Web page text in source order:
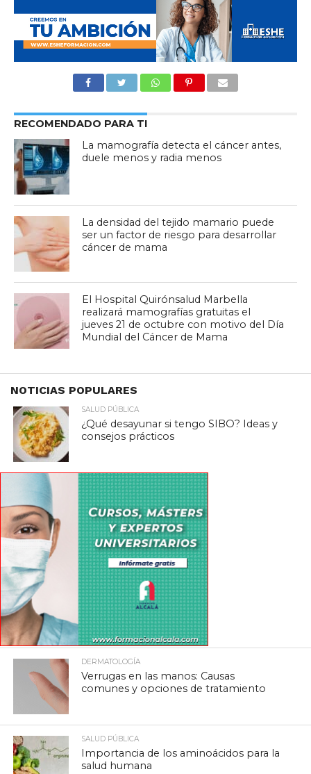
RECOMENDADO PARA TI
La mamografía detecta el cáncer antes,
duele menos y radia menos
La densidad del tejido mamario puede
ser un factor de riesgo para desarrollar
cáncer de mama
El Hospital Quirónsalud Marbella
realizará mamografías gratuitas el
jueves 21 de octubre con motivo del Día
Mundial del Cáncer de Mama
NOTICIAS POPULARES
SALUD PÚBLICA
¿Qué desayunar si tengo SIBO? Ideas y
consejos prácticos
DERMATOLOGÍA
Verrugas en las manos: Causas
comunes y opciones de tratamiento
SALUD PÚBLICA
Importancia de los aminoácidos para la
salud humana